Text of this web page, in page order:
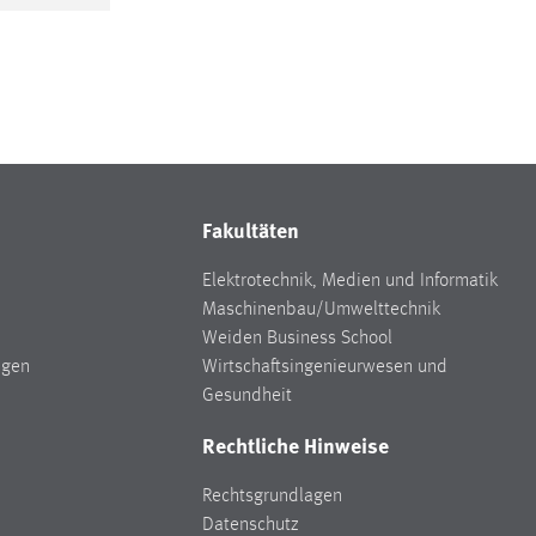
Fakultäten
Elektrotechnik, Medien und Informatik
Maschinenbau/Umwelttechnik
Weiden Business School
Wirtschaftsingenieurwesen und
Gesundheit
Rechtliche Hinweise
Rechtsgrundlagen
Datenschutz